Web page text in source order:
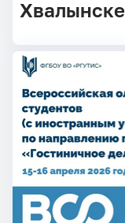
Хвалынске